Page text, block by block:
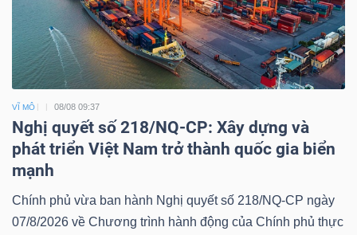
VĨ MÔ 08/08 09:37
Nghị quyết số 218/NQ-CP: Xây dựng và
phát triển Việt Nam trở thành quốc gia biển
mạnh
Chính phủ vừa ban hành Nghị quyết số 218/NQ-CP ngày
07/8/2026 về Chương trình hành động của Chính phủ thực